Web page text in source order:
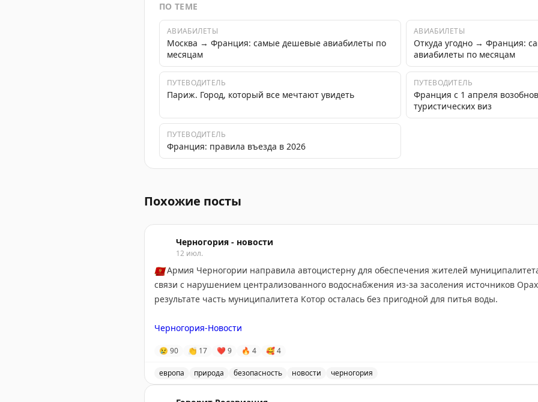
ПО ТЕМЕ
АВИАБИЛЕТЫ
Москва → Франция: самые дешевые авиабилеты по
месяцам
АВИАБИЛЕТЫ
Откуда угодно → Франция:
авиабилеты по месяцам
ПУТЕВОДИТЕЛЬ
Париж. Город, который все мечтают увидеть
ПУТЕВОДИТЕЛЬ
Франция с 1 апреля
туристических виз
ПУТЕВОДИТЕЛЬ
Франция: правила въезда в 2026
Похожие посты
Черногория - новости
12 июл.
🇲🇪Армия Черногории направила автоцистерну для обеспечения жителей
связи с нарушением централизованного водоснабжения из-за засоления источников
результате часть муниципалитета Котор осталась без пригодной для питья воды.
Черногория-Новости
😢 90 👏 17 ❤ 9 🔥 4 🥰4
европа природа безопасность новости черногория